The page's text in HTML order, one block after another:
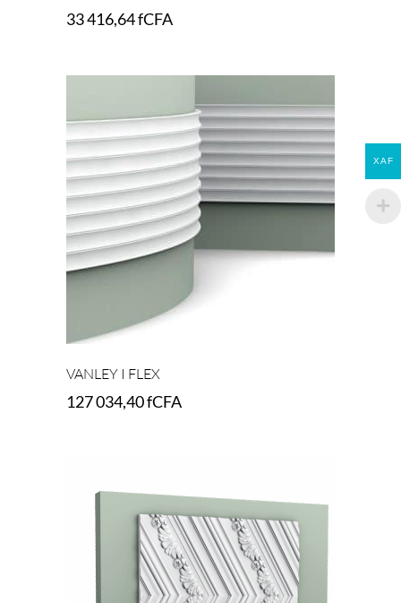
33 416,64fCFA
VANLEY I FLEX
127 034,40fCFA
XAF